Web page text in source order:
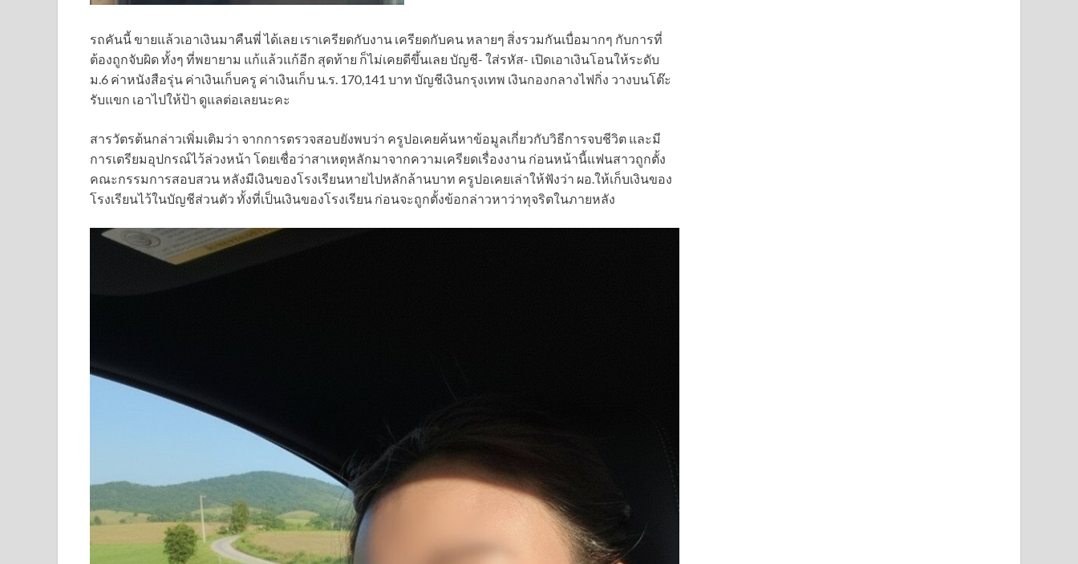
รถคันนี้ ขายแล้วเอาเงินมาคืนพี่ ได้เลย เราเครียดกับงาน เครียดกับคน หลายๆ สิ่งรวมกันเบื่อมากๆ กับการที่
ต้องถูกจับผิด ทั้งๆ ที่พยายาม แก้แล้วแก้อีก สุดท้าย ก็ไม่เคยดีขึ้นเลย บัญชี- ใส่รหัส- เปิดเอาเงินโอนให้ระดับ
ม.6 ค่าหนังสือรุ่น ค่าเงินเก็บครู ค่าเงินเก็บ น.ร. 170,141 บาท บัญชีเงินกรุงเทพ เงินกองกลางไฟกิ่ง วางบนโต๊ะ
รับแขก เอาไปให้ป้า ดูแลต่อเลยนะคะ
สารวัตรต้นกล่าวเพิ่มเติมว่า จากการตรวจสอบยังพบว่า ครูปอเคยค้นหาข้อมูลเกี่ยวกับวิธีการจบชีวิต และมี
การเตรียมอุปกรณ์ไว้ล่วงหน้า โดยเชื่อว่าสาเหตุหลักมาจากความเครียดเรื่องงาน ก่อนหน้านี้แฟนสาวถูกตั้ง
คณะกรรมการสอบสวน หลังมีเงินของโรงเรียนหายไปหลักล้านบาท ครูปอเคยเล่าให้ฟังว่า ผอ.ให้เก็บเงินของ
โรงเรียนไว้ในบัญชีส่วนตัว ทั้งที่เป็นเงินของโรงเรียน ก่อนจะถูกตั้งข้อกล่าวหาว่าทุจริตในภายหลัง